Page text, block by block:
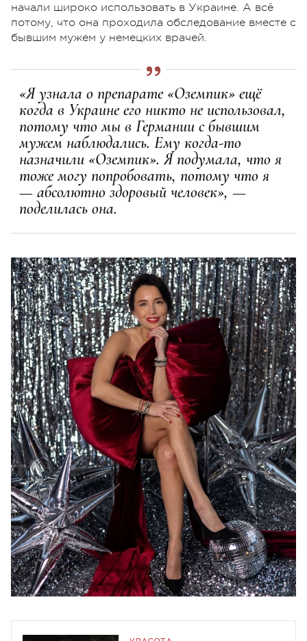
начали широко использовать в Украине. А всё
потому, что она проходила обследование вместе с
бывшим мужем у немецких врачей.
«Я узнала о препарате «Оземпик» ещё
когда в Украине его никто не использовал,
потому что мы в Германии с бывшим
мужем наблюдались. Ему когда-то
назначили «Оземпик». Я подумала, что я
тоже могу попробовать, потому что я
— абсолютно здоровый человек», —
поделилась она.